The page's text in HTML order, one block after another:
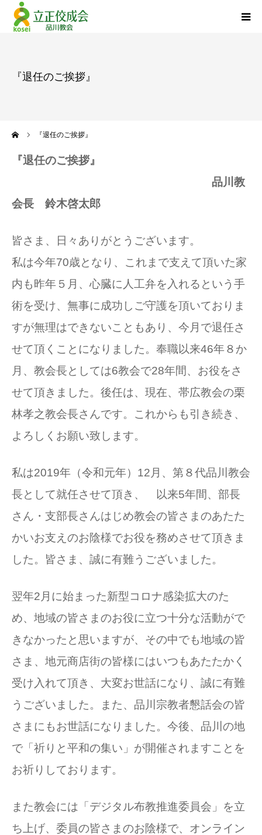
『退任のご挨拶』
『退任のご挨拶』
『退任のご挨拶』
品川教
会長 鈴木啓太郎
皆さま、日々ありがとうございます。
私は今年70歳となり、これまで支えて頂いた家
内も昨年５月、心臓に人工弁を入れるという手
術を受け、無事に成功しご守護を頂いておりま
すが無理はできないこともあり、 今月で退任さ
せて頂くことになりました。奉職以来46年８か
月、教会長としては6教会で28年間、お役をさ
せて頂きました。後任は、現在、帯広教会の栗
林孝之教会長さんです。これからも引き続き、
よろしくお願い致します。
私は2019年（令和元年）12月、第８代品川教会
長として就任させて頂き、 以来5年間、部長
さん・支部長さんはじめ教会の皆さまのあたた
かいお支えのお陰様でお役を務めさせて頂きま
した。皆さま、誠に有難うございました。
翌年2月に始まった新型コロナ感染拡大のた
め、地域の皆さまのお役に立つ十分な活動がで
きなかったと思いますが、その中でも地域の皆
さま、地元商店街の皆様にはいつもあたたかく
受け入れて頂き、大変お世話になり、誠に有難
うございました。また、品川宗教者懇話会の皆
さまにもお世話になりました。今後、品川の地
で「祈りと平和の集い」が開催されますことを
お祈りしております。
また教会には「デジタル布教推進委員会」を立
ち上げ、委員の皆さまのお陰様で、オンライン
『退任のご挨拶』